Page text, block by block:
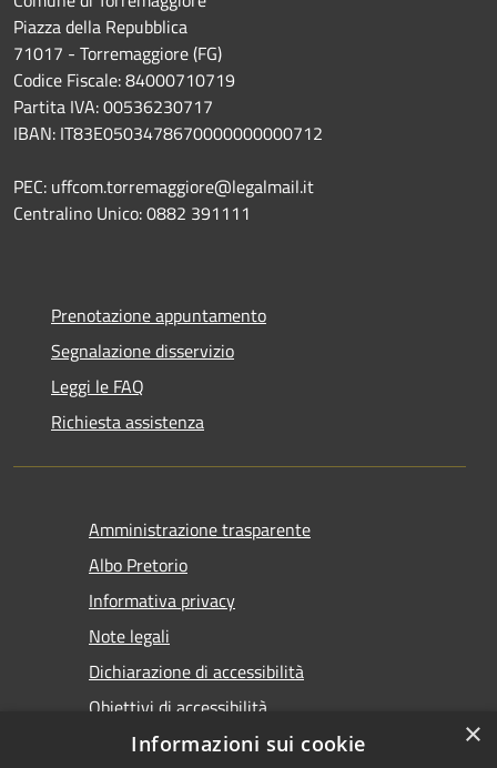
Piazza della Repubblica
71017 - Torremaggiore (FG)
Codice Fiscale: 84000710719
Partita IVA: 00536230717
IBAN: IT83E0503478670000000000712
PEC: uffcom.torremaggiore@legalmail.it
Centralino Unico: 0882 391111
Prenotazione appuntamento
Segnalazione disservizio
Leggi le FAQ
Richiesta assistenza
Amministrazione trasparente
Albo Pretorio
Informativa privacy
Note legali
Dichiarazione di accessibilità
Obiettivi di accessibilità
×
Informazioni sui cookie
Premi Escape per chiudere